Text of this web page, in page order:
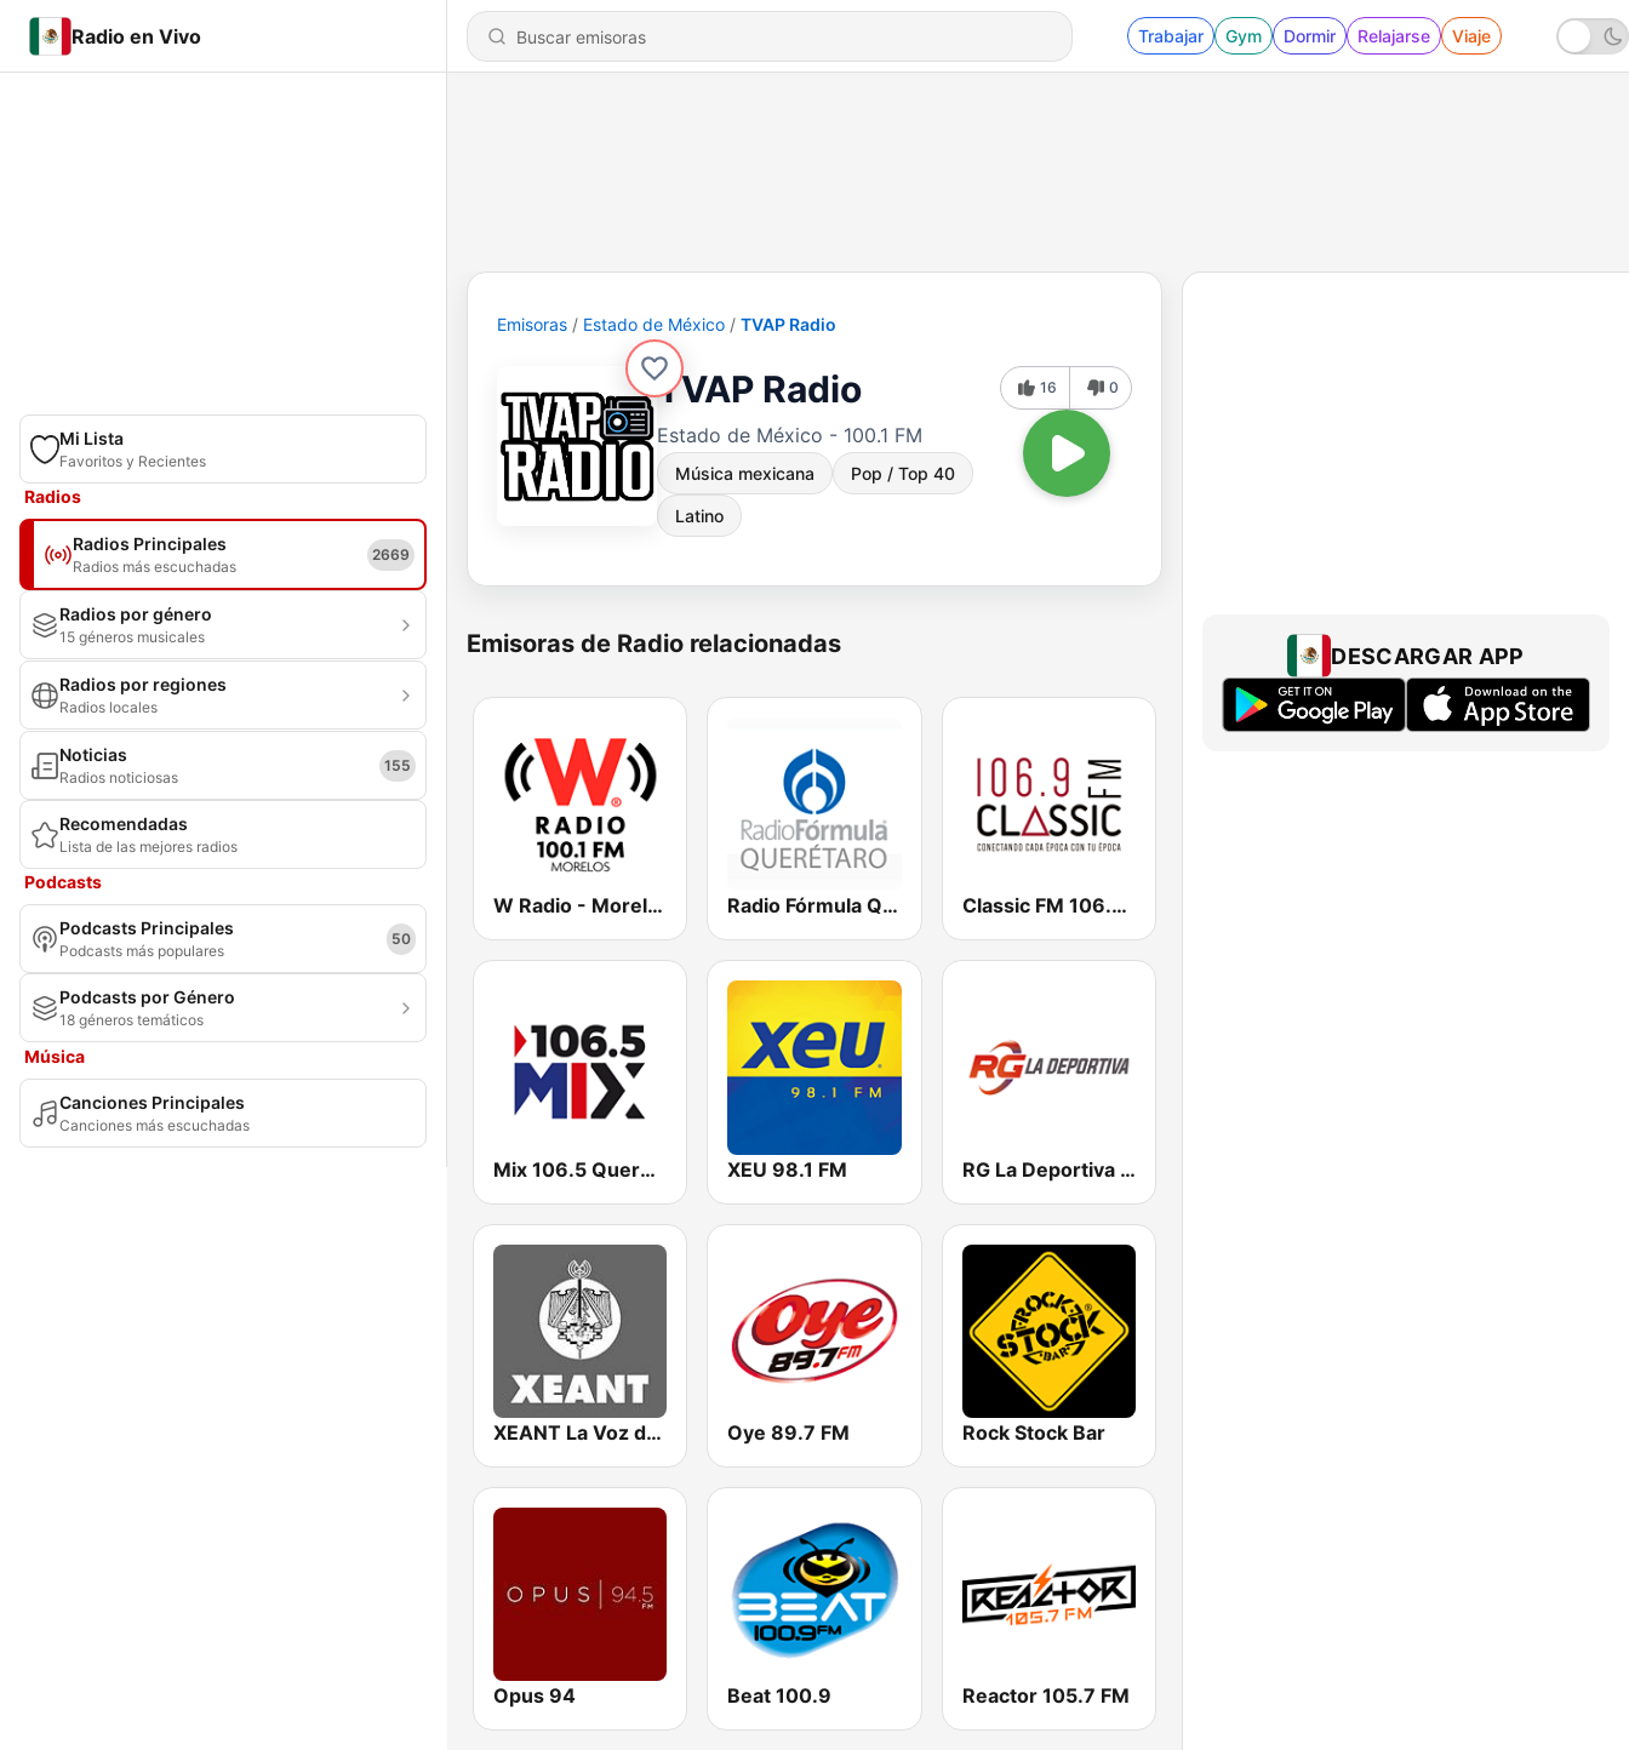
Radio en Vivo Trabajar Gym Dormir Relajarse Viaje
Mi Lista
Favoritos y Recientes
Radios
Radios Principales
Radios más escuchadas
2669
Radios por género
15 géneros musicales
Radios por regiones
Radios locales
Noticias
Radios noticiosas
155
Recomendadas
Lista de las mejores radios
Podcasts
Podcasts Principales
Podcasts más populares
50
Podcasts por Género
18 géneros temáticos
Música
Canciones Principales
Canciones más escuchadas
Emisoras Estado de México TVAP Radio
TVAP Radio
Estado de México - 100.1 FM
Música mexicana Pop / Top 40
Latino
16 0
Emisoras de Radio relacionadas
W Radio - Morelos Radio Fórmula Querétaro Classic FM 106.9 | Monterrey
Mix 106.5 Querétaro XEU 98.1 FM RG La Deportiva 690 AM | Monterrey
XEANT La Voz de las Huastecas Oye 89.7 FM Rock Stock Bar
Opus 94 Beat 100.9 Reactor 105.7 FM
DESCARGAR APP